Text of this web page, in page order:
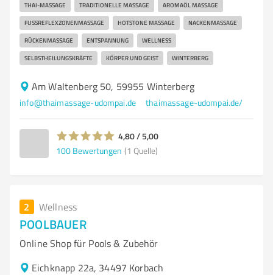
THAI-MASSAGE TRADITIONELLE MASSAGE AROMAÖL MASSAGE
FUSSREFLEXZONENMASSAGE HOTSTONE MASSAGE NACKENMASSAGE
RÜCKENMASSAGE ENTSPANNUNG WELLNESS
SELBSTHEILUNGSKRÄFTE KÖRPER UND GEIST WINTERBERG
Am Waltenberg 50, 59955 Winterberg
info@thaimassage-udompai.de thaimassage-udompai.de/
4,80 / 5,00
100 Bewertungen (1 Quelle)
2 Wellness
POOLBAUER
Online Shop für Pools & Zubehör
Eichknapp 22a, 34497 Korbach